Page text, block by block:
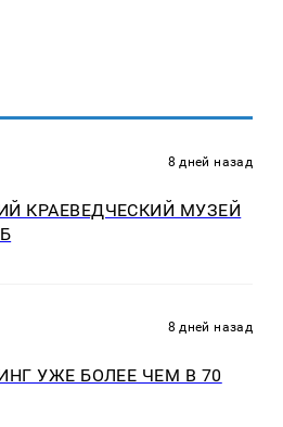
8 дней назад
КРАЕВЕДЧЕСКИЙ МУЗЕЙ
8 дней назад
УЖЕ БОЛЕЕ ЧЕМ В 70